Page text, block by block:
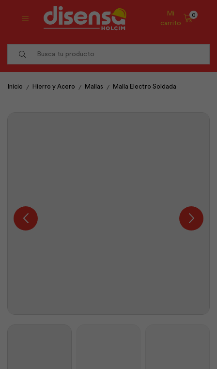
Mi
carrito
0
Inicio / Hierro y Acero / Mallas / Malla Electro Soldada